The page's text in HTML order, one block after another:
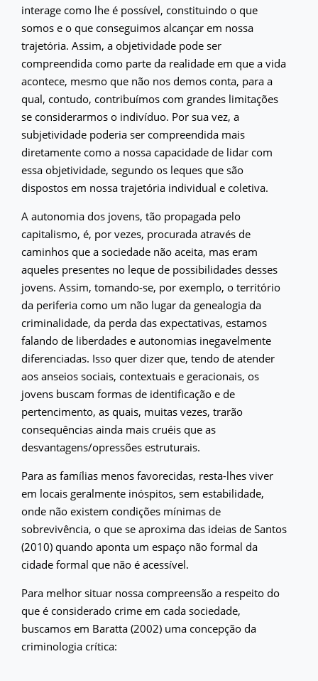
interage como lhe é possível, constituindo o que
somos e o que conseguimos alcançar em nossa
trajetória. Assim, a objetividade pode ser
compreendida como parte da realidade em que a vida
acontece, mesmo que não nos demos conta, para a
qual, contudo, contribuímos com grandes limitações
se considerarmos o indivíduo. Por sua vez, a
subjetividade poderia ser compreendida mais
diretamente como a nossa capacidade de lidar com
essa objetividade, segundo os leques que são
dispostos em nossa trajetória individual e coletiva.
A autonomia dos jovens, tão propagada pelo
capitalismo, é, por vezes, procurada através de
caminhos que a sociedade não aceita, mas eram
aqueles presentes no leque de possibilidades desses
jovens. Assim, tomando-se, por exemplo, o território
da periferia como um não lugar da genealogia da
criminalidade, da perda das expectativas, estamos
falando de liberdades e autonomias inegavelmente
diferenciadas. Isso quer dizer que, tendo de atender
aos anseios sociais, contextuais e geracionais, os
jovens buscam formas de identificação e de
pertencimento, as quais, muitas vezes, trarão
consequências ainda mais cruéis que as
desvantagens/opressões estruturais.
Para as famílias menos favorecidas, resta-lhes viver
em locais geralmente inóspitos, sem estabilidade,
onde não existem condições mínimas de
sobrevivência, o que se aproxima das ideias de Santos
(2010) quando aponta um espaço não formal da
cidade formal que não é acessível.
Para melhor situar nossa compreensão a respeito do
que é considerado crime em cada sociedade,
buscamos em Baratta (2002) uma concepção da
criminologia crítica: